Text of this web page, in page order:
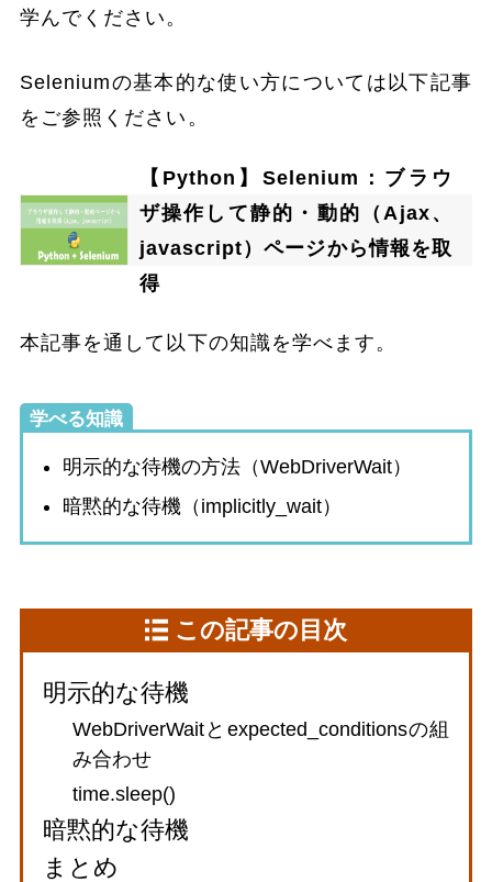
学んでください。
Seleniumの基本的な使い方については以下記事
をご参照ください。
【Python】Selenium：ブラウ
ザ操作して静的・動的（Ajax、
javascript）ページから情報を取
得
本記事を通して以下の知識を学べます。
学べる知識
明示的な待機の方法（WebDriverWait）
暗黙的な待機（implicitly_wait）
この記事の目次
明示的な待機
WebDriverWaitとexpected_conditionsの組
み合わせ
time.sleep()
暗黙的な待機
まとめ